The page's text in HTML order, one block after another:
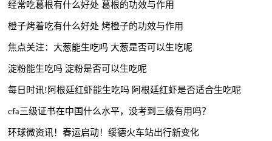
经常吃葛根有什么好处 葛根的功效与作用
橙子烤着吃有什么好处 烤橙子的功效与作用
焦点关注：大葱能生吃吗 大葱是否可以生吃呢
淀粉能生吃吗 淀粉是否可以生吃呢
每日时讯!阿根廷红虾能生吃吗 阿根廷红虾是否适合生吃呢
cfa三级证书在中国什么水平，没考到三级有用吗？
环球微资讯！春运启动！绥德火车站出行新变化